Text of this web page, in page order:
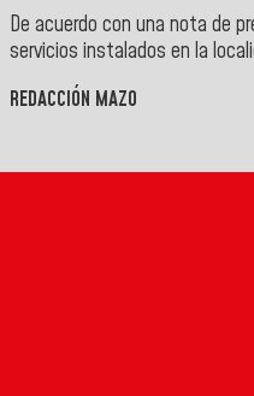
De acuerdo con una nota de
servicios instalados en la
REDACCIÓN MAZO